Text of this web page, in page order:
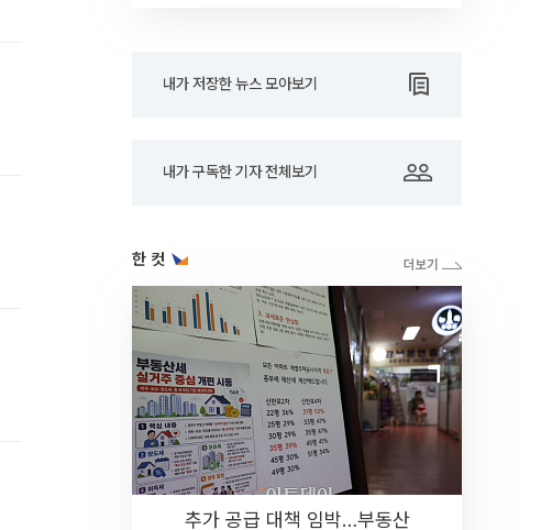
내가 저장한 뉴스 모아보기
내가 구독한 기자 전체보기
한 컷
추가 공급 대책 임박…부동산